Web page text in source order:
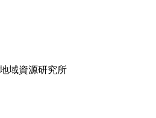
域資源研究所